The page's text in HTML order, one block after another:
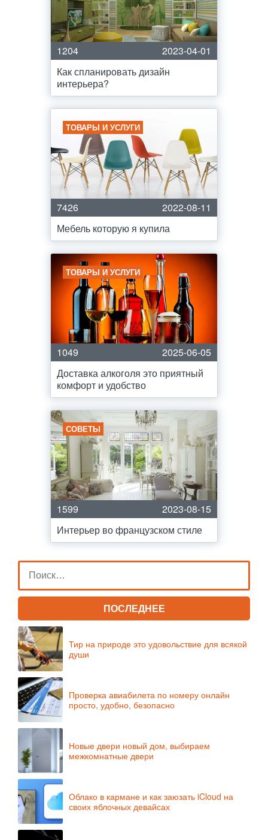
1204
2023-04-01
Как спланировать дизайн
интерьера?
ТОВАРЫ И УСЛУГИ
7426
2022-08-11
Мебель которую я купила
ТОВАРЫ И УСЛУГИ
1049
2025-06-05
Доставка алкоголя это приятный
комфорт и удобство
СОВЕТЫ
1599
2023-08-15
Интерьер во французском стиле
ПОСЛЕДНЕЕ
Тир на природе это удовольствие для всякой
души
Проверка авиабилета по номеру онлайн
просто, удобно, безопасно
Новые двери новый дом, выбираем
межкомнатные двери
Облако в кармане и как заюзать iCloud на
своих яблочных девайсах